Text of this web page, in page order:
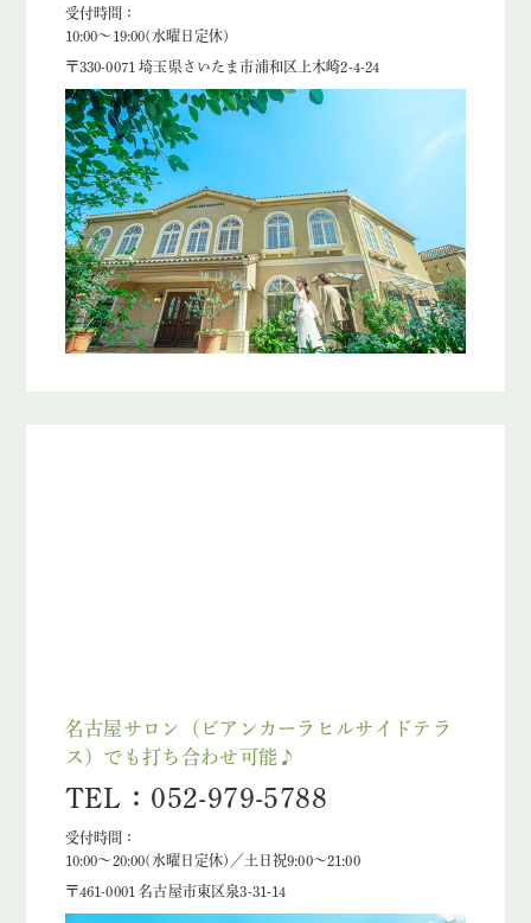
受付時間：
10:00〜19:00(水曜日定休)
〒330-0071 埼玉県さいたま市浦和区上木崎2-4-24
名古屋サロン（ビアンカーラヒルサイドテラ
ス）でも打ち合わせ可能♪
TEL：052-979-5788
受付時間：
10:00～20:00(水曜日定休)／土日祝9:00～21:00
〒461-0001 名古屋市東区泉3-31-14